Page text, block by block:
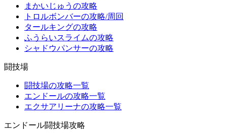
まかいじゅうの攻略
トロルボンバーの攻略/周回
タールキングの攻略
ふうらいスライムの攻略
シャドウパンサーの攻略
闘技場
闘技場の攻略一覧
エンドールの攻略一覧
エクサアリーナの攻略一覧
エンドール闘技場攻略